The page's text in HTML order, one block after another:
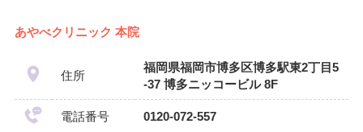
あやべクリニック 本院
住所
福岡県福岡市博多区博多駅東2丁目5
-37 博多ニッコービル 8F
電話番号 0120-072-557